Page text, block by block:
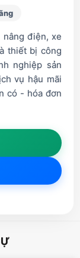
nâng điện, xe
thiết bị công
nghiệp sản
vụ hậu mãi
có - hóa đơn